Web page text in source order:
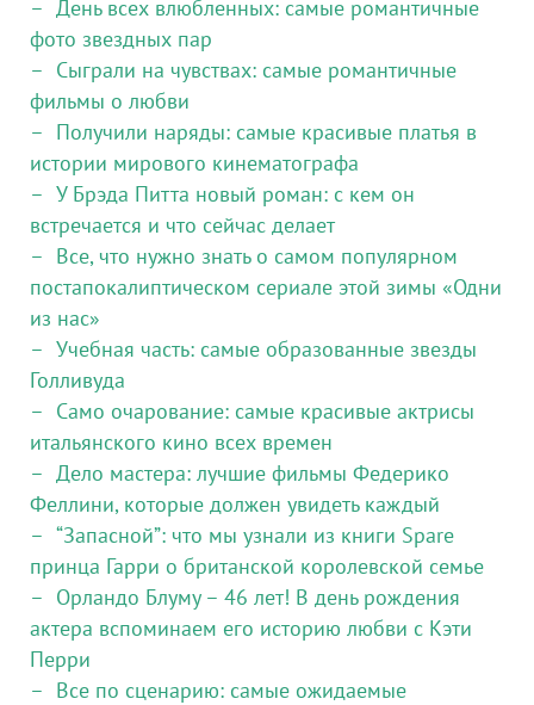
День всех влюбленных: самые романтичные
фото звездных пар
Сыграли на чувствах: самые романтичные
фильмы о любви
Получили наряды: самые красивые платья в
истории мирового кинематографа
У Брэда Питта новый роман: с кем он
встречается и что сейчас делает
Все, что нужно знать о самом популярном
постапокалиптическом сериале этой зимы «Одни
из нас»
Учебная часть: самые образованные звезды
Голливуда
Само очарование: самые красивые актрисы
итальянского кино всех времен
Дело мастера: лучшие фильмы Федерико
Феллини, которые должен увидеть каждый
“Запасной”: что мы узнали из книги Spare
принца Гарри о британской королевской семье
Орландо Блуму – 46 лет! В день рождения
актера вспоминаем его историю любви с Кэти
Перри
Все по сценарию: самые ожидаемые